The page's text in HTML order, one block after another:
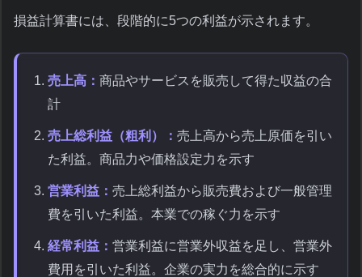
損益計算書には、段階的に5つの利益が示されます。
売上高： 商品やサービスを販売して得た収益の合
計
売上総利益（粗利）： 売上高から売上原価を引い
た利益。商品力や価格設定力を示す
営業利益： 売上総利益から販売費および一般管理
費を引いた利益。本業での稼ぐ力を示す
経常利益： 営業利益に営業外収益を足し、営業外
費用を引いた利益。企業の実力を総合的に示す